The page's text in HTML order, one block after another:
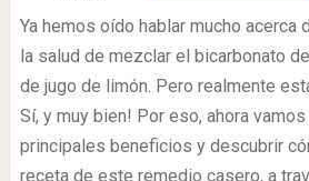
Ya hemos oído hablar mucho acerca
la salud de mezclar el bicarbonato
de jugo de limón. Pero realmente
Sí, y muy bien! Por eso, ahora
principales beneficios y descubrir
receta de este remedio casero, a